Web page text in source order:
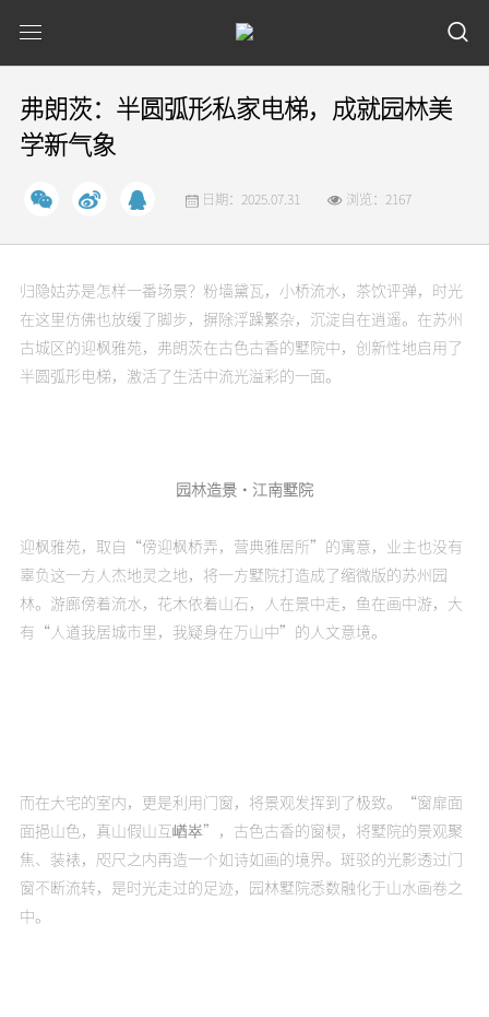
弗朗茨：半圆弧形私家电梯，成就园林美
学新气象
日期：2025.07.31 浏览：2167
归隐姑苏是怎样一番场景？粉墙黛瓦，小桥流水，茶饮评弹，时光
在这里仿佛也放缓了脚步，摒除浮躁繁杂，沉淀自在逍遥。在苏州
古城区的迎枫雅苑，弗朗茨在古色古香的墅院中，创新性地启用了
半圆弧形电梯，激活了生活中流光溢彩的一面。
园林造景·江南墅院
迎枫雅苑，取自“傍迎枫桥弄，营典雅居所”的寓意，业主也没有
辜负这一方人杰地灵之地，将一方墅院打造成了缩微版的苏州园
林。游廊傍着流水，花木依着山石，人在景中走，鱼在画中游，大
有“人道我居城市里，我疑身在万山中”的人文意境。
而在大宅的室内，更是利用门窗，将景观发挥到了极致。“窗扉面
面挹山色，真山假山互崷崒”，古色古香的窗棂，将墅院的景观聚
焦、装裱，咫尺之内再造一个如诗如画的境界。斑驳的光影透过门
窗不断流转，是时光走过的足迹，园林墅院悉数融化于山水画卷之
中。